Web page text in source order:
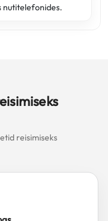
nutitelefonides.
reisimiseks